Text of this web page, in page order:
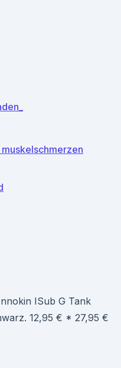
ISub G Tank
12,95 € * 27,95 €